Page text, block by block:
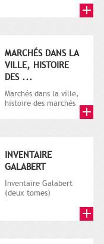
MARCHÉS DANS LA
VILLE, HISTOIRE
DES ...
Marchés dans la ville,
histoire des marchés
INVENTAIRE
GALABERT
Inventaire Galabert
(deux tomes)